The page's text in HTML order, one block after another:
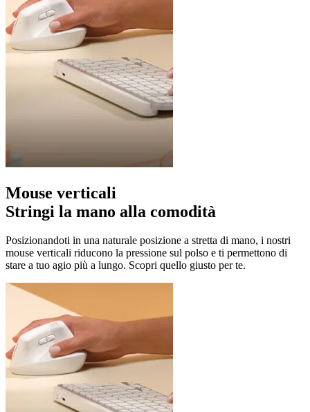
Mouse verticali
Stringi la mano alla comodità
Posizionandoti in una naturale posizione a stretta di mano, i nostri
mouse verticali riducono la pressione sul polso e ti permettono di
stare a tuo agio più a lungo. Scopri quello giusto per te.